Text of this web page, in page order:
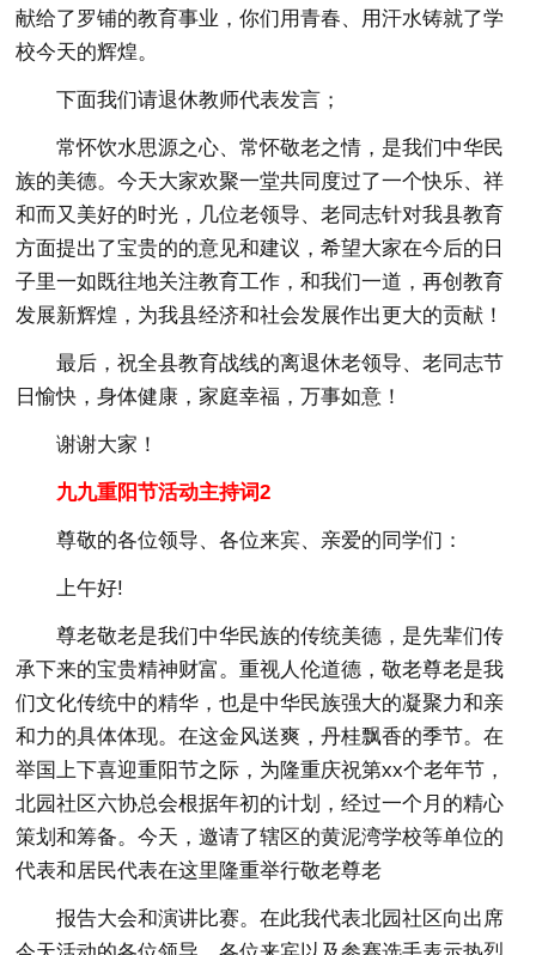
献给了罗铺的教育事业，你们用青春、用汗水铸就了学
校今天的辉煌。
下面我们请退休教师代表发言；
常怀饮水思源之心、常怀敬老之情，是我们中华民
族的美德。今天大家欢聚一堂共同度过了一个快乐、祥
和而又美好的时光，几位老领导、老同志针对我县教育
方面提出了宝贵的的意见和建议，希望大家在今后的日
子里一如既往地关注教育工作，和我们一道，再创教育
发展新辉煌，为我县经济和社会发展作出更大的贡献！
最后，祝全县教育战线的离退休老领导、老同志节
日愉快，身体健康，家庭幸福，万事如意！
谢谢大家！
九九重阳节活动主持词2
尊敬的各位领导、各位来宾、亲爱的同学们：
上午好!
尊老敬老是我们中华民族的传统美德，是先辈们传
承下来的宝贵精神财富。重视人伦道德，敬老尊老是我
们文化传统中的精华，也是中华民族强大的凝聚力和亲
和力的具体体现。在这金风送爽，丹桂飘香的季节。在
举国上下喜迎重阳节之际，为隆重庆祝第xx个老年节，
北园社区六协总会根据年初的计划，经过一个月的精心
策划和筹备。今天，邀请了辖区的黄泥湾学校等单位的
代表和居民代表在这里隆重举行敬老尊老
报告大会和演讲比赛。在此我代表北园社区向出席